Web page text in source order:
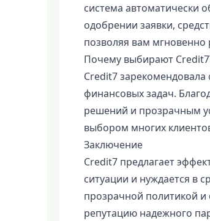
система автоматически
одобрении заявки,
позволяя вам
Почему выбирают
Credit7
финансовых задач.
решений и прозрачным
выбором многих
Заключение
Credit7 предлагает
ситуации и нуждается в
прозрачной политикой
репутацию надежного